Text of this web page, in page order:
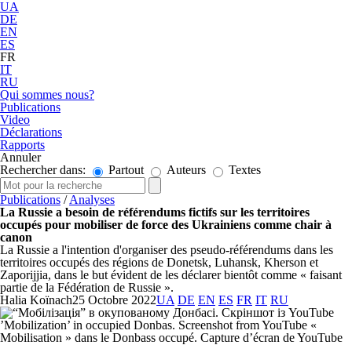
UA
DE
EN
ES
FR
IT
RU
Qui sommes nous?
Publications
Video
Déclarations
Rapports
Annuler
Rechercher dans:
Partout Auteurs Textes
Publications /Analyses
La Russie a besoin de référendums fictifs sur les territoires
occupés pour mobiliser de force des Ukrainiens comme chair à
canon
La Russie a l'intention d'organiser des pseudo-référendums dans les
territoires occupés des régions de Donetsk, Luhansk, Kherson et
Zaporijjia, dans le but évident de les déclarer bientôt comme « faisant
partie de la Fédération de Russie ».
Halia Koïnach25 Octobre 2022UA DE EN ES FR IT RU